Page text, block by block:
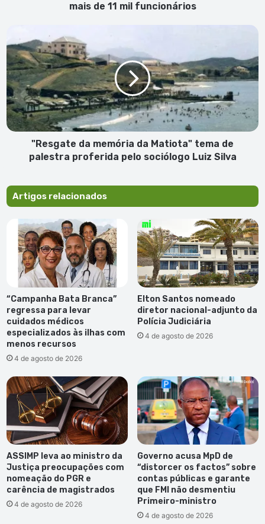
mais de 11 mil funcionários
da
memória
da
Matiota"
tema
de
palestra
proferida
sociólogo
"Resgate da memória da Matiota" tema de
palestra proferida pelo sociólogo Luiz Silva
Artigos relacionados
“Campanha Bata Branca”
regressa para levar
cuidados médicos
especializados às ilhas com
menos recursos
4 de agosto de 2026
Elton Santos nomeado
diretor nacional-adjunto da
Polícia Judiciária
4 de agosto de 2026
ASSIMP leva ao ministro da
Justiça preocupações com
nomeação do PGR e
carência de magistrados
4 de agosto de 2026
Governo acusa MpD de
“distorcer os factos” sobre
contas públicas e garante
que FMI não desmentiu
Primeiro-ministro
4 de agosto de 2026